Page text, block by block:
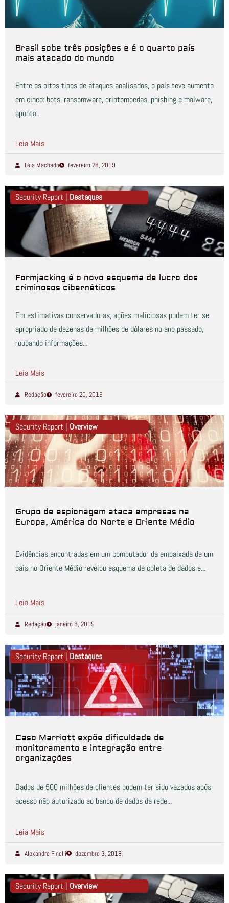
Brasil sobe três posições e é o quarto país
mais atacado do mundo
Entre os oitos tipos de ataques analisados, o país teve aumento
em cinco: bots, ransomware, criptomoedas, phishing e malware,
aponta...
Leia Mais
Léia Machado fevereiro 28, 2019
Security Report | Destaques
Formjacking é o novo esquema de lucro dos
criminosos cibernéticos
Em estimativas conservadoras, ações maliciosas podem ter se
apropriado de dezenas de milhões de dólares no ano passado,
roubando informações...
Leia Mais
Redação fevereiro 20, 2019
Security Report | Overview
Grupo de espionagem ataca empresas na
Europa, América do Norte e Oriente Médio
Evidências encontradas em um computador da embaixada de um
país no Oriente Médio revelou esquema de coleta de dados e...
Leia Mais
Redação janeiro 8, 2019
Security Report | Destaques
Caso Marriott expõe dificuldade de
monitoramento e integração entre
organizações
Dados de 500 milhões de clientes podem ter sido vazados após
acesso não autorizado ao banco de dados da rede...
Leia Mais
Alexandre Finelli dezembro 3, 2018
Security Report | Overview